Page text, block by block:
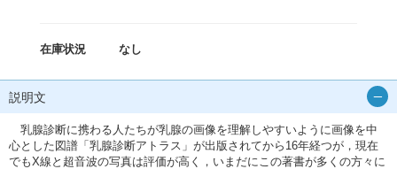
在庫状況 なし
説明文
乳腺診断に携わる人たちが乳腺の画像を理解しやすいように画像を中
心とした図譜「乳腺診断アトラス」が出版されてから16年経つが，現在
でもX線と超音波の写真は評価が高く，いまだにこの著書が多くの方々に